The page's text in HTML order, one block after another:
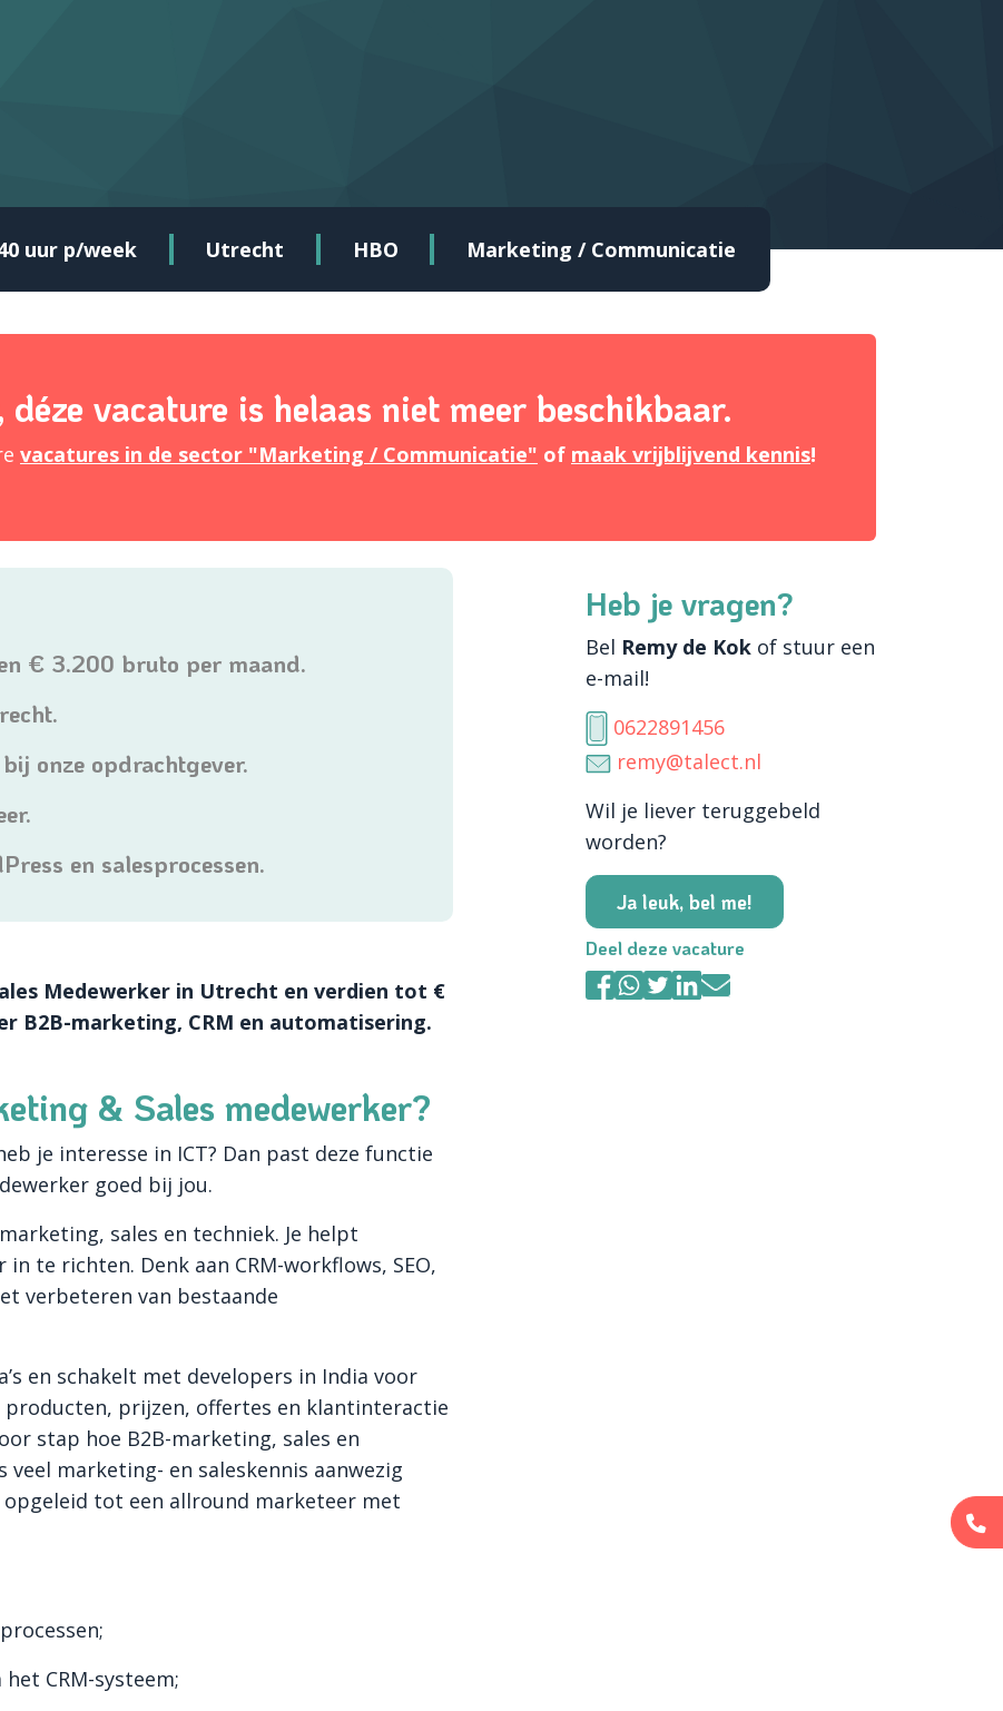
uur p/week Utrecht HBO Marketing / Communicatie
vacature is helaas niet meer beschikbaar.
vacatures in de sector "Marketing / Communicatie" of maak vrijblijvend kennis!
€ 3.200 bruto per maand.
onze opdrachtgever.
en salesprocessen.
Medewerker in Utrecht en verdien tot €
B2B-marketing, CRM en automatisering.
& Sales medewerker?
je interesse in ICT? Dan past deze functie
goed bij jou.
sales en techniek. Je helpt
te richten. Denk aan CRM-workflows, SEO,
verbeteren van bestaande
en schakelt met developers in India voor
producten, prijzen, offertes en klantinteractie
stap hoe B2B-marketing, sales en
marketing- en saleskennis aanwezig
tot een allround marketeer met
CRM-systeem;
Heb je vragen?
Bel Remy de Kok of stuur een
e-mail!
0622891456
remy@talect.nl
Wil je liever teruggebeld
worden?
Ja leuk, bel me!
Deel deze vacature